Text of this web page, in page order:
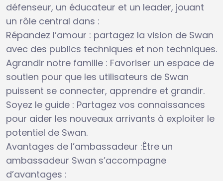
défenseur, un éducateur et un leader, jouant
un rôle central dans :
Répandez l’amour : partagez la vision de Swan
avec des publics techniques et non techniques.
Agrandir notre famille : Favoriser un espace de
soutien pour que les utilisateurs de Swan
puissent se connecter, apprendre et grandir.
Soyez le guide : Partagez vos connaissances
pour aider les nouveaux arrivants à exploiter le
potentiel de Swan.
Avantages de l’ambassadeur :Être un
ambassadeur Swan s’accompagne
d’avantages :